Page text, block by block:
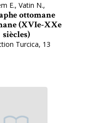
E., Vatin N.,
ottomane
(XVIe-XXe
siècles)
Turcica, 13